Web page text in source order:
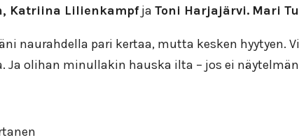
Katriina Lilienkampfja Toni Harjajärvi. Mari
naurahdella pari kertaa, mutta kesken
Ja olihan minullakin hauska ilta – jos ei